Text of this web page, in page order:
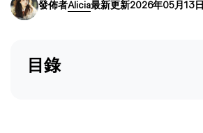
發佈者Alicia最新更新2026年05月13日
目錄